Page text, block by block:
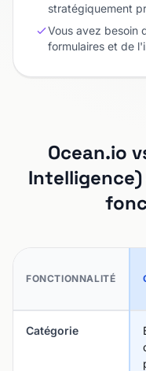
stratégiquement
Vous avez besoin
formulaires et de
Ocean.io
FONCTIONNALITÉ
Catégorie